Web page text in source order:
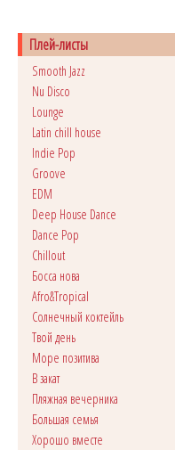
Плей-листы
Smooth Jazz
Nu Disco
Lounge
Latin chill house
Indie Pop
Groove
EDM
Deep House Dance
Dance Pop
Сhillout
Босса нова
Afro&Tropical
Солнечный коктейль
Твой день
Море позитива
В закат
Пляжная вечерника
Большая семья
Хорошо вместе